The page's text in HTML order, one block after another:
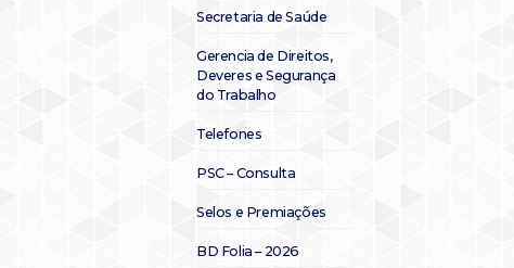
Secretaria de Saúde
Gerencia de Direitos,
Deveres e Segurança
do Trabalho
Telefones
PSC – Consulta
Selos e Premiações
BD Folia – 2026